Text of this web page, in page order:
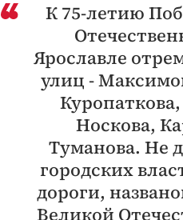
К 75-летию
Ярославле
улиц -
Носкова,
Туманова. Не
городских
дороги,
Великой